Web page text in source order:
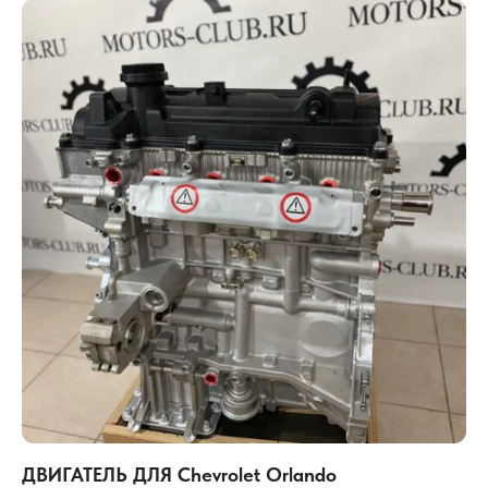
ДВИГАТЕЛЬ ДЛЯ Chevrolet Orlando